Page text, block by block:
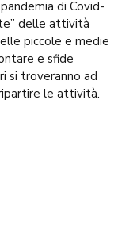
di Covid-
delle attività
piccole e medie
e sfide
si troveranno ad
le attività.